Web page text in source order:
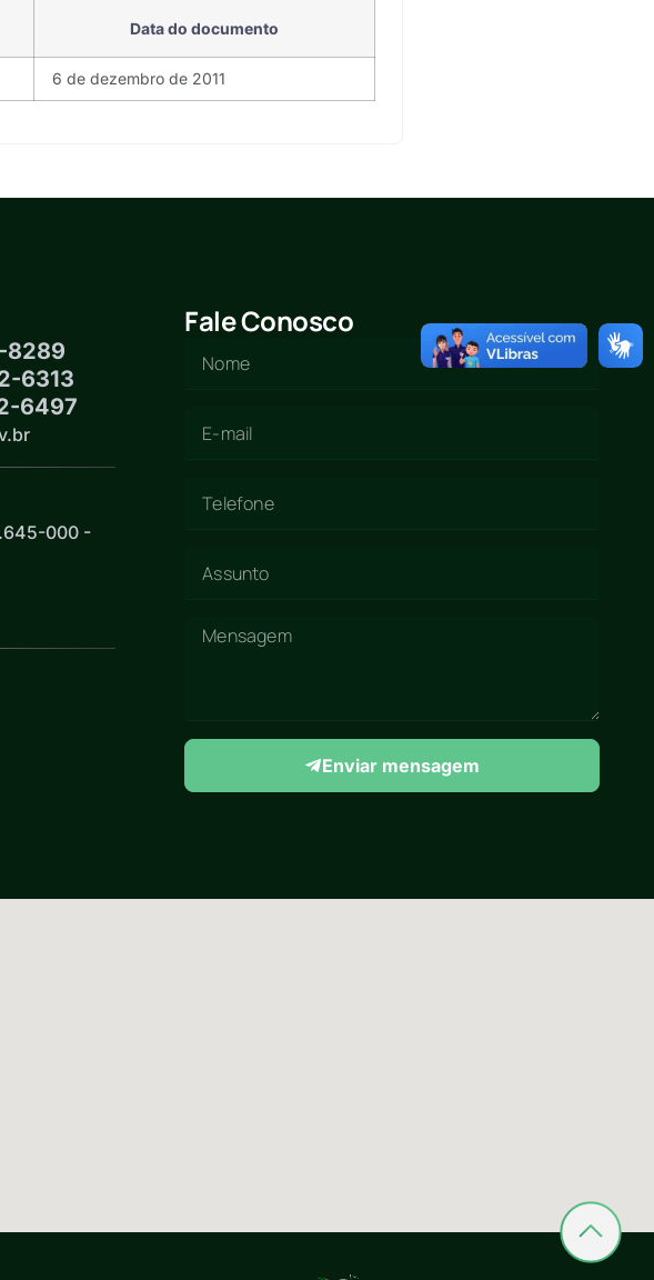
Data do documento
6 de dezembro de 2011
8289
6313
6497
000 -
Fale Conosco
Enviar mensagem